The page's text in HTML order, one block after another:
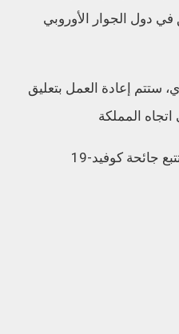
دول الجوار الأوروبي
دجنبر الجاري، ستتم إعادة العمل بتعليق
المملكة
جائحة كوفيد-19